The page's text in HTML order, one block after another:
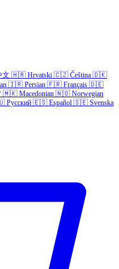
文 🇭🇷 Hrvatski 🇨🇿 Čeština 🇩🇰
🇮🇷 Persian 🇫🇷 Français 🇩🇪
🇲🇰 Macedonian 🇳🇴 Norwegian
Русский 🇪🇸 Español 🇸🇪 Svenska